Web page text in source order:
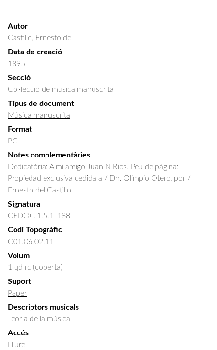
Autor
Castillo, Ernesto del
Data de creació
1895
Secció
Col·lecció de música manuscrita
Tipus de document
Música manuscrita
Format
PG
Notes complementàries
Dedicatòria: A mi amigo Juan N Rios. Peu de pàgina:
Propiedad exclusiva cedida a / Dn. Olimpio Otero, por /
Ernesto del Castillo.
Signatura
CEDOC 1.5.1_188
Codi Topogràfic
C01.06.02.11
Volum
1 qd rc (coberta)
Suport
Paper
Descriptors musicals
Teoria de la música
Accés
Lliure